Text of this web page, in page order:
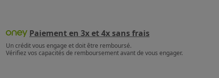
Paiement en 3x et 4x sans frais
Un crédit vous engage et doit être remboursé.
Vérifiez vos capacités de remboursement avant de vous engager.